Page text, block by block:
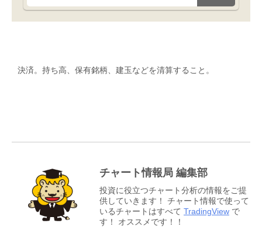
決済。持ち高、保有銘柄、建玉などを清算すること。
チャート情報局 編集部
投資に役立つチャート分析の情報をご提
供していきます！ チャート情報で使って
いるチャートはすべて TradingView で
す！ オススメです！！